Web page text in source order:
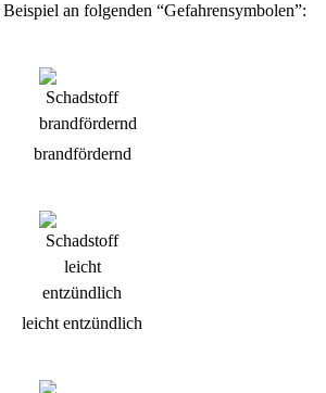
an folgenden “Gefahrensymbolen”:
brandfördernd
leicht entzündlich